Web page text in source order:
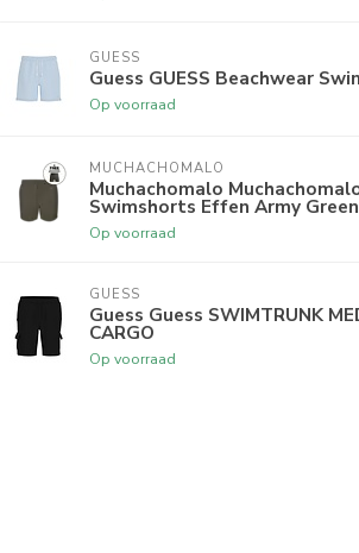
GUESS
Guess GUESS Beachwear
Op voorraad
MUCHACHOMALO
Muchachomalo
Swimshorts Effen Army Green
Op voorraad
GUESS
Guess Guess SWIMTRUNK
CARGO
Op voorraad